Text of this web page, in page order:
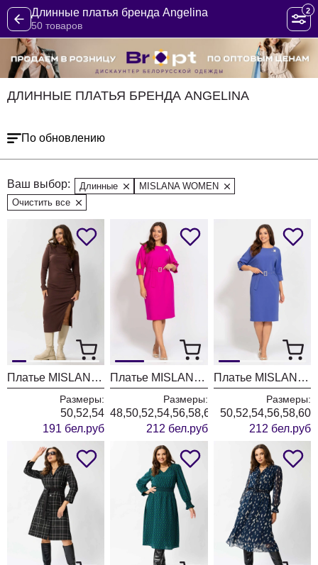
Длинные платья бренда Angelina
50 товаров
2
ДЛИННЫЕ ПЛАТЬЯ БРЕНДА ANGELINA
По обновлению
Ваш выбор: Длинные
MISLANA WOMEN
Очистить все
Платье MISLANA WOMEN 1122 шоколад
Размеры:
50,52,54
191 бел.руб
Платье MISLANA WOMEN 1121 фуксия
Размеры:
48,50,52,54,56,58,60
212 бел.руб
Платье MISLANA WOMEN 1121 синий
Размеры:
50,52,54,56,58,60
212 бел.руб